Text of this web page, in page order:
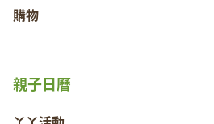
購物
親子日曆